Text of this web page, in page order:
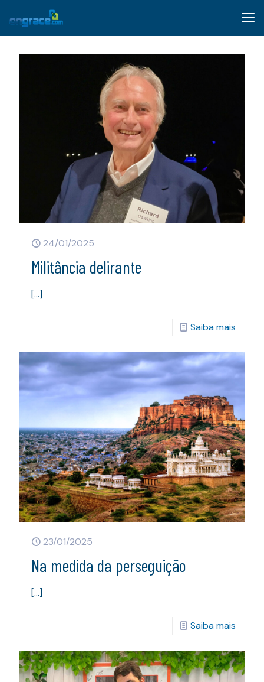
24/01/2025
Militância delirante
[…]
Saiba mais
23/01/2025
Na medida da perseguição
[…]
Saiba mais